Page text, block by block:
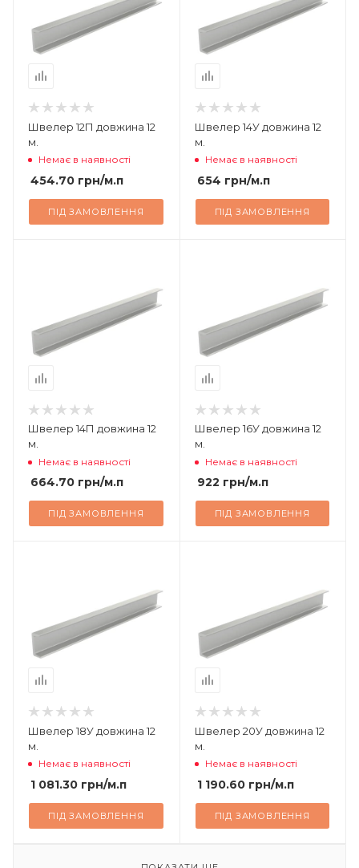
Швелер 12П довжина 12
м.
Немає в наявності
454.70 грн/м.п
ПІД ЗАМОВЛЕННЯ
Швелер 14У довжина 12
м.
Немає в наявності
654 грн/м.п
ПІД ЗАМОВЛЕННЯ
Швелер 14П довжина 12
м.
Немає в наявності
664.70 грн/м.п
ПІД ЗАМОВЛЕННЯ
Швелер 16У довжина 12
м.
Немає в наявності
922 грн/м.п
ПІД ЗАМОВЛЕННЯ
Швелер 18У довжина 12
м.
Немає в наявності
1 081.30 грн/м.п
ПІД ЗАМОВЛЕННЯ
Швелер 20У довжина 12
м.
Немає в наявності
1 190.60грн/м.п
ПІД ЗАМОВЛЕННЯ